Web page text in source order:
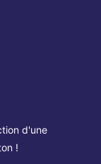
d'une
!